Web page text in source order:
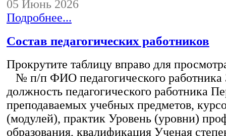
05 Июнь 2026
Подробнее...
Состав педагогических работников
Прокрутите таблицу вправо для
№ п/п ФИО педагогического работника
должность педагогического работника
преподаваемых учебных предметов,
(модулей), практик Уровень (уровни)
образования, квалификация Ученая